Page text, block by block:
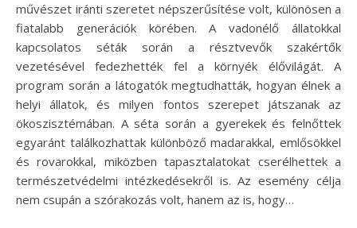
művészet iránti szeretet népszerűsítése volt, különösen a
fiatalabb generációk körében. A vadonélő állatokkal
kapcsolatos séták során a résztvevők szakértők
vezetésével fedezhették fel a környék élővilágát. A
program során a látogatók megtudhatták, hogyan élnek a
helyi állatok, és milyen fontos szerepet játszanak az
ökoszisztémában. A séta során a gyerekek és felnőttek
egyaránt találkozhattak különböző madarakkal, emlősökkel
és rovarokkal, miközben tapasztalatokat cserélhettek a
természetvédelmi intézkedésekről is. Az esemény célja
nem csupán a szórakozás volt, hanem az is, hogy…